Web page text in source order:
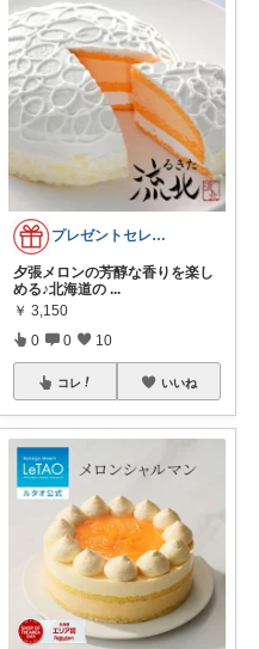
プレゼントセレクト館024
夕張メロンの芳醇な香りを楽し
める♪北海道の ...
￥ 3,150
0 0 10
コレ いいね